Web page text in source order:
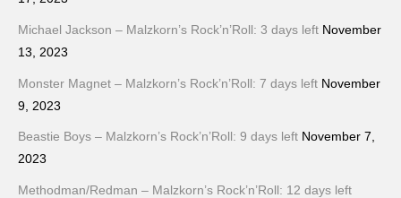
Michael Jackson – Malzkorn’s Rock’n’Roll: 3 days left November
13, 2023
Monster Magnet – Malzkorn’s Rock’n’Roll: 7 days left November
9, 2023
Beastie Boys – Malzkorn’s Rock’n’Roll: 9 days left November 7,
2023
Methodman/Redman – Malzkorn’s Rock’n’Roll: 12 days left